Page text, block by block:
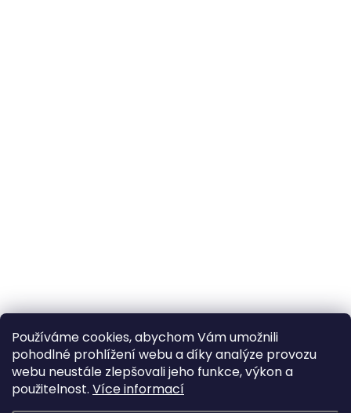
Používáme cookies, abychom Vám umožnili
pohodlné prohlížení webu a díky analýze provozu
webu neustále zlepšovali jeho funkce, výkon a
použitelnost. Více informací